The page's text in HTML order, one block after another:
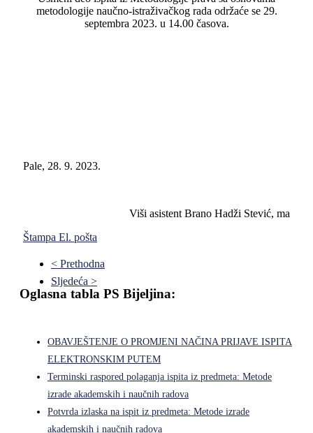
metodologije naučno-istraživačkog rada održaće se 29.
septembra 2023. u 14.00 časova.
Pale, 28. 9. 2023.
Viši asistent Brano Hadži Stević, ma
Štampa El. pošta
< Prethodna
Sljedeća >
Oglasna tabla PS Bijeljina:
OBAVJEŠTENJE O PROMJENI NAČINA PRIJAVE ISPITA
ELEKTRONSKIM PUTEM
Terminski raspored polaganja ispita iz predmeta: Metode
izrade akademskih i naučnih radova
Potvrda izlaska na ispit iz predmeta: Metode izrade
akademskih i naučnih radova